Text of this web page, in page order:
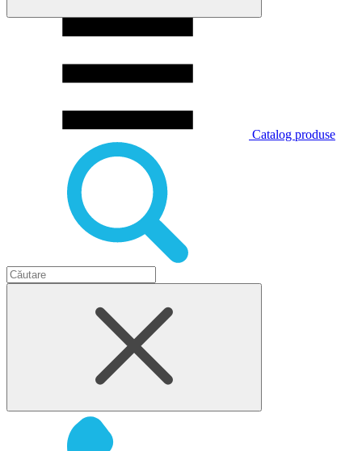
Catalog produse